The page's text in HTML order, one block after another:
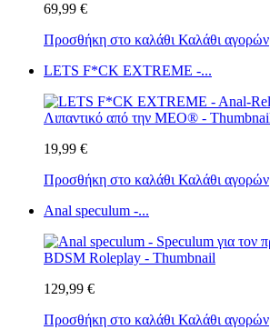
69,99 €
Προσθήκη στο καλάθι Καλάθι αγορών
LETS F*CK EXTREME -...
19,99 €
Προσθήκη στο καλάθι Καλάθι αγορών
Anal speculum -...
129,99 €
Προσθήκη στο καλάθι Καλάθι αγορών